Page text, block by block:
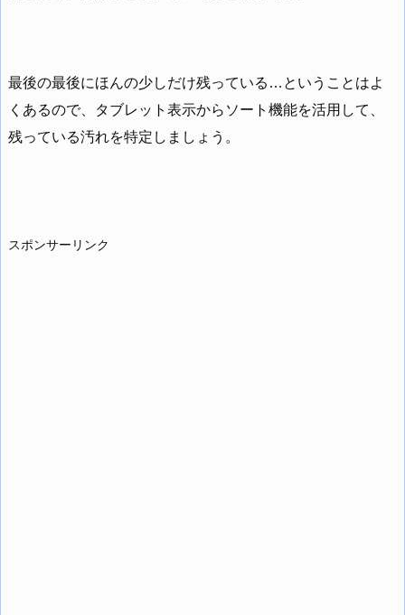
最後の最後にほんの少しだけ残っている…ということはよ
くあるので、タブレット表示からソート機能を活用して、
残っている汚れを特定しましょう。
スポンサーリンク